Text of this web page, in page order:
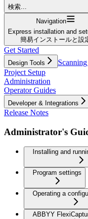
検索...
Navigation
Express installation and
簡易インストールと設
Get Started
Design Tools
Project Setup
Administration
Operator Guides
Developer & Integrations
Release Notes
Administrator's
Installing and
Program settings
Operating a
ABBYY